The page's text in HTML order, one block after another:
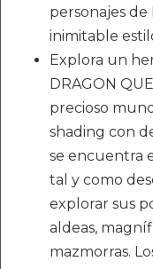
personajes de
inimitable
Explora un
DRAGON
precioso
shading con
se encuentra
tal y como
explorar sus
aldeas,
mazmorras.